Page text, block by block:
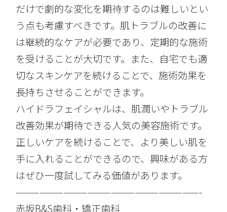
だけで劇的な変化を期待するのは難しいとい
う点も考慮すべきです。肌トラブルの改善に
は継続的なケアが必要であり、定期的な施術
を受けることが大切です。また、自宅でも適
切なスキンケアを続けることで、施術効果を
長持ちさせることができます。
ハイドラフェイシャルは、肌潤いやトラブル
改善効果が期待できる人気の美容施術です。
正しいケアを続けることで、より美しい肌を
手に入れることができるので、興味がある方
はぜひ一度試してみる価値があります。
———————————————————————-
赤坂B&S歯科・矯正歯科